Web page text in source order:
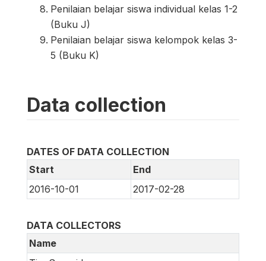
Penilaian belajar siswa individual kelas 1-2
(Buku J)
Penilaian belajar siswa kelompok kelas 3-
5 (Buku K)
Data collection
DATES OF DATA COLLECTION
Start
End
2016-10-01
2017-02-28
DATA COLLECTORS
Name